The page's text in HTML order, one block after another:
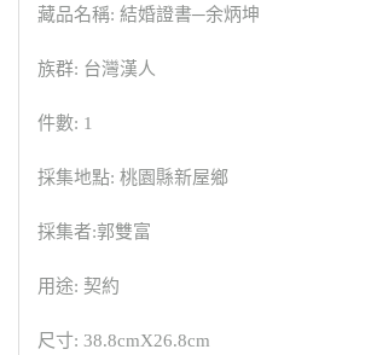
藏品名稱: 結婚證書─余炳坤
族群: 台灣漢人
件數: 1
採集地點: 桃園縣新屋鄉
採集者:郭雙富
用途: 契約
尺寸: 38.8cmX26.8cm